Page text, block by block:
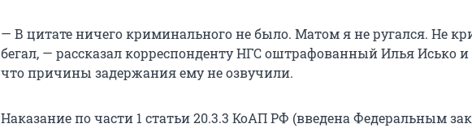
— В цитате ничего криминального не было. Матом я не ругался. Не
бегал, — рассказал корреспонденту НГС оштрафованный Илья Исько и
что причины задержания ему не озвучили.
Наказание по части 1 статьи 20.3.3 КоАП РФ (введена Федеральным